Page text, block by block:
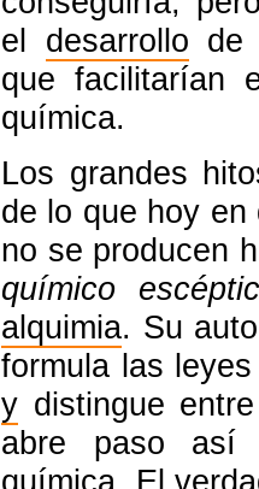
el desarrollo de
que facilitarían
química.
Los grandes
de lo que hoy
no se producen
químico
alquimia. Su
formula las
y distingue
abre paso
química. El